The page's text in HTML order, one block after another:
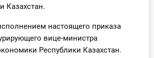
Казахстан.
настоящего приказа
вице-министра
Республики Казахстан.